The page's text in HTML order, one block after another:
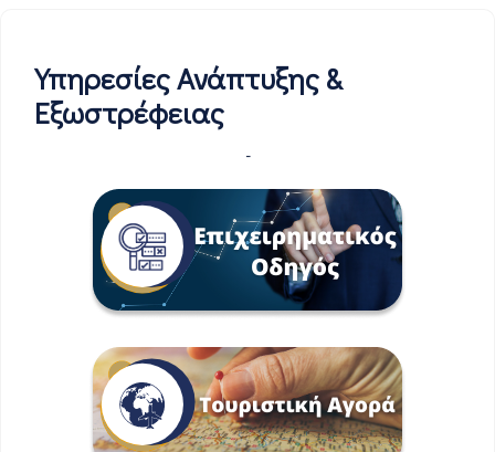
Υπηρεσίες Ανάπτυξης &
Εξωστρέφειας
-